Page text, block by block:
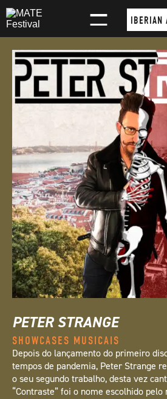
IBERIAN
PETER STRANGE
SHOWCASES MUSICAIS
Depois do lançamento do primeiro
tempos de pandemia, Peter Strange
o seu segundo trabalho, desta vez
“Contraste” foi o nome escolhido